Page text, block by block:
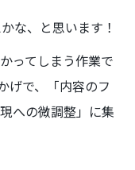
な、と思います！
ってしまう作業で
げで、「内容のフ
への微調整」に集